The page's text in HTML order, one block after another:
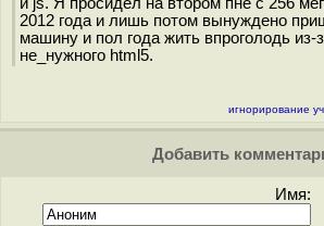
2012 года и лишь потом вынуждено
машину и пол года жить впроголодь из-
не_нужного html5.
игнорирование
Добавить
Имя: